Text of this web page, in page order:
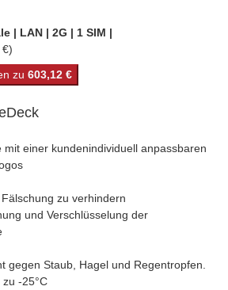
| LAN | 2G | 1 SIM |
€)
zu 603,12 €
mit einer kundenindividuell anpassbaren
zu verhindern
und Verschlüsselung der
gegen Staub, Hagel und Regentropfen.
-25°C